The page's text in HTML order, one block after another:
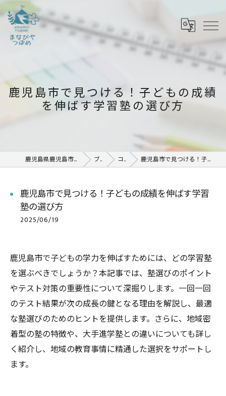
鹿児島市で見つける！子どもの成績
を伸ばす学習塾の選び方
鹿児島県鹿児島市の塾ならまなびや つばめ ブログ コラム 鹿児島市で見つける！子どもの成績を伸ばす学習塾の選び方
鹿児島市で見つける！子どもの成績を伸ばす学習
塾の選び方
2025/06/19
鹿児島市で子どもの学力を伸ばすためには、どの学習塾
を選ぶべきでしょうか？本記事では、塾選びのポイント
やテスト対策の重要性について深掘りします。一回一回
のテスト結果が次の成長の鍵となる理由を解説し、最適
な塾選びのためのヒントを提供します。さらに、地域密
着型の塾の特徴や、大手進学塾との違いについても詳し
く紹介し、地域の教育事情に精通した選択をサポートし
ます。